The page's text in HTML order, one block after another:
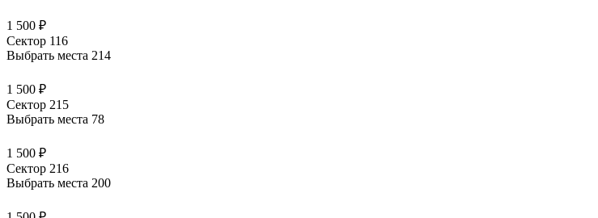
1 500 ₽
Сектор 116
Выбрать места 214
1 500 ₽
Сектор 215
Выбрать места 78
1 500 ₽
Сектор 216
Выбрать места 200